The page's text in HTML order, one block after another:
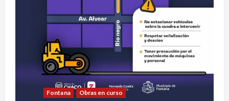
Fontana Obras en curso